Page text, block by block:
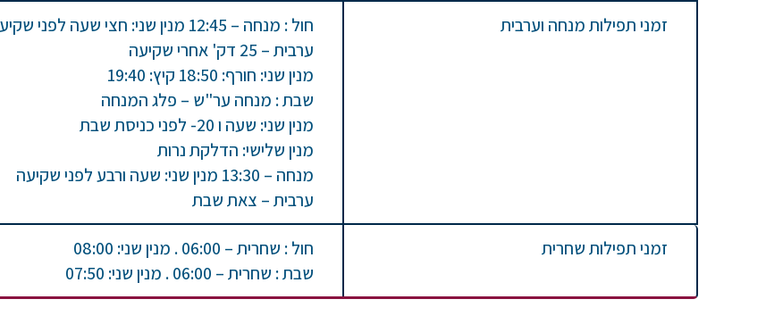
זמני תפילות מנחה וערבית
חול : מנחה – 12:45 מנין שני: חצי שעה לפני שקיעה
ערבית – 25 דק' אחרי שקיעה
מנין שני: חורף: 18:50 קיץ: 19:40
שבת : מנחה ער"ש – פלג המנחה
מנין שני: שעה ו 20- לפני כניסת שבת
מנין שלישי: הדלקת נרות
מנחה – 13:30 מנין שני: שעה ורבע לפני שקיעה
ערבית – צאת שבת
זמני תפילות שחרית
חול : שחרית – 06:00 . מנין שני: 08:00
שבת : שחרית – 06:00 . מנין שני: 07:50